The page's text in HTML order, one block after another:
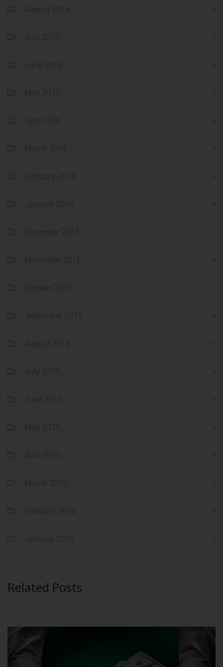
August 2016
July 2016
June 2016
May 2016
April 2016
March 2016
February 2016
January 2016
December 2015
November 2015
October 2015
September 2015
August 2015
July 2015
June 2015
May 2015
April 2015
March 2015
February 2015
January 2015
Related Posts